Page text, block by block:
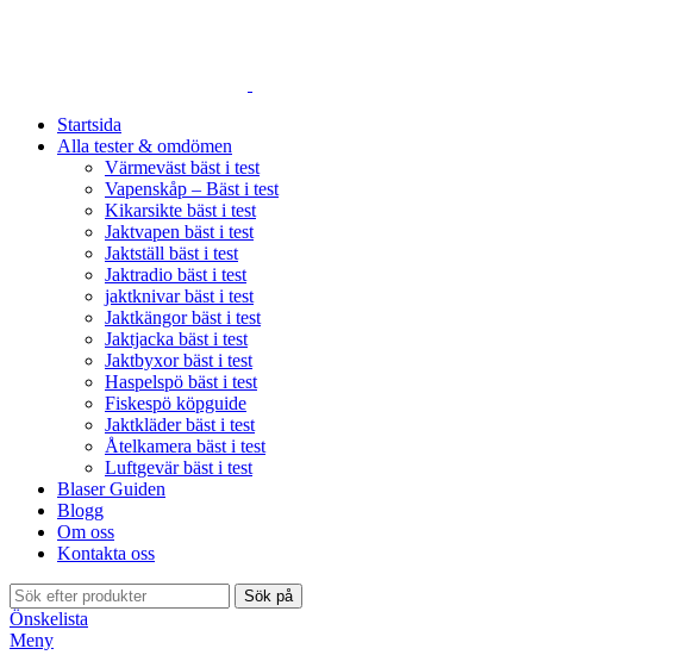
Startsida
Alla tester & omdömen
Värmeväst bäst i test
Vapenskåp – Bäst i test
Kikarsikte bäst i test
Jaktvapen bäst i test
Jaktställ bäst i test
Jaktradio bäst i test
jaktknivar bäst i test
Jaktkängor bäst i test
Jaktjacka bäst i test
Jaktbyxor bäst i test
Haspelspö bäst i test
Fiskespö köpguide
Jaktkläder bäst i test
Åtelkamera bäst i test
Luftgevär bäst i test
Blaser Guiden
Blogg
Om oss
Kontakta oss
Sök på
Önskelista
Meny